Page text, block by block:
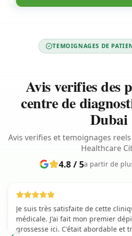
TEMOIGNAGES DE
Avis verifies des
centre de
Dubai
Avis verifies et temoignages
Healthcare
4.8 / 5a partir de
Je suis très satisfaite de cette
médicale. J'ai fait mon premier
grossesse ici. C'était abordable et